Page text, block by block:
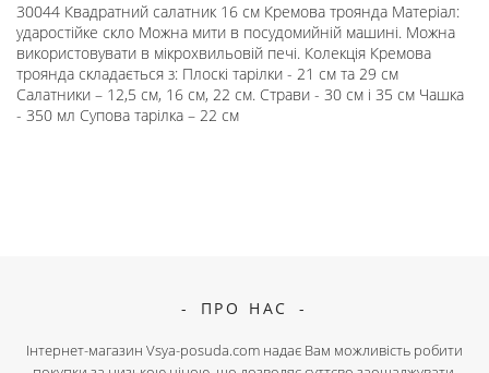
30044 Квадратний салатник 16 см Кремова троянда Матеріал:
ударостійке скло Можна мити в посудомийній машині. Можна
використовувати в мікрохвильовій печі. Колекція Кремова
троянда складається з: Плоскі тарілки - 21 см та 29 см
Салатники – 12,5 см, 16 см, 22 см. Страви - 30 см і 35 см Чашка
- 350 мл Супова тарілка – 22 см
ПРО НАС
Інтернет-магазин Vsya-posuda.com надає Вам можливість робити